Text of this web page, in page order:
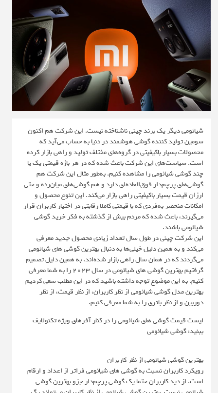
شیائومی دیگر یک برند چینی ناشناخته نیست. این شرکت هم اکنون
سومین تولید کننده گوشی هوشمند در دنیا به حساب می‌آید که
محصولات بسیار باکیفیتی در گروه‌های مختلف تولید و راهی بازار کرده
است. سیاست‌های این شرکت باعث شده که در هر بازه قیمتی یک یا
چند گوشی شیائومی را مشاهده کنیم. به‌طور مثال این شرکت هم
گوشی‌های پرچم‌دار فوق‌العاده‌ای دارد و هم گوشی‌های میان‌رده و حتی
ارزان قیمت بسیار باکیفیتی راهی بازار می‌کند. این تنوع محصول و
امکانات منحصر به‌فردی که با قیمتی کاملا رقابتی در اختیار کاربران قرار
می‌گیرند، باعث شده که مردم بیش از گذشته به فکر خرید گوشی
شیائومی باشند.
این شرکت چینی در طول سال تعداد زیادی محصول جدید معرفی
می‌کند و به همین دلیل خیلی‌ها به دنبال بهترین گوشی های شیائومی
می‌گردند که در همان سال راهی بازار شده‌اند. به همین دلیل تصمیم
گرفتیم بهترین گوشی های شیائومی در سال 2023 را به شما معرفی
کنیم. به این موضوع توجه داشته باشید که در این مطلب سعی کردیم
بهترین مدل گوشی شیائومی از نظر کاربران، از نظر قیمت، از نظر
دوربین و از نظر باتری را به شما معرفی کنیم.
لیست قیمت گوشی های شیائومی را در کنار آفرهای ویژه تکنولایف
ببنید: گوشی شیائومی
بهترین گوشی شیائومی از نظر کاربران
رویکرد کاربران نسبت به گوشی های شیائومی فراتر از اعداد و ارقام
است. از دید کاربران حتما یک گوشی پرچم‌دار جزو بهترین گوشی